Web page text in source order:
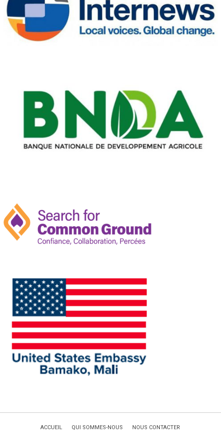
ACCUEIL QUI SOMMES-NOUS NOUS CONTACTER